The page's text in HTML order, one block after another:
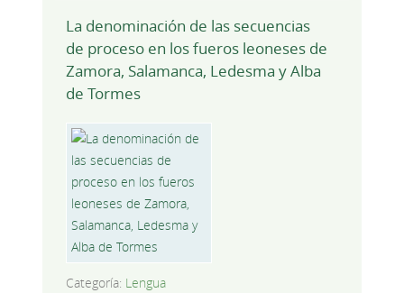
La denominación de las secuencias
de proceso en los fueros leoneses de
Zamora, Salamanca, Ledesma y Alba
de Tormes
Categoría: Lengua